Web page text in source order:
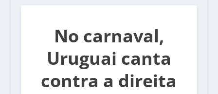
No carnaval,
Uruguai canta
contra a direita